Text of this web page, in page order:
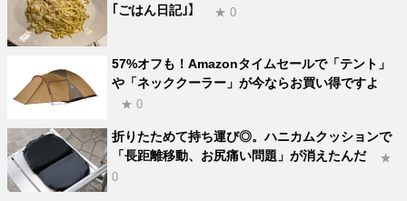
｢ごはん日記｣】
★ 0
57%オフも！Amazonタイムセールで「テント」
や「ネッククーラー」が今ならお買い得ですよ
★ 0
折りたためて持ち運び◎。ハニカムクッションで
「長距離移動、お尻痛い問題」が消えたんだ
★
0